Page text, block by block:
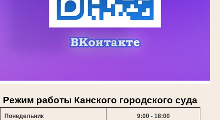
Режим работы Канского городского суда
Понедельник 9:00 - 18:00